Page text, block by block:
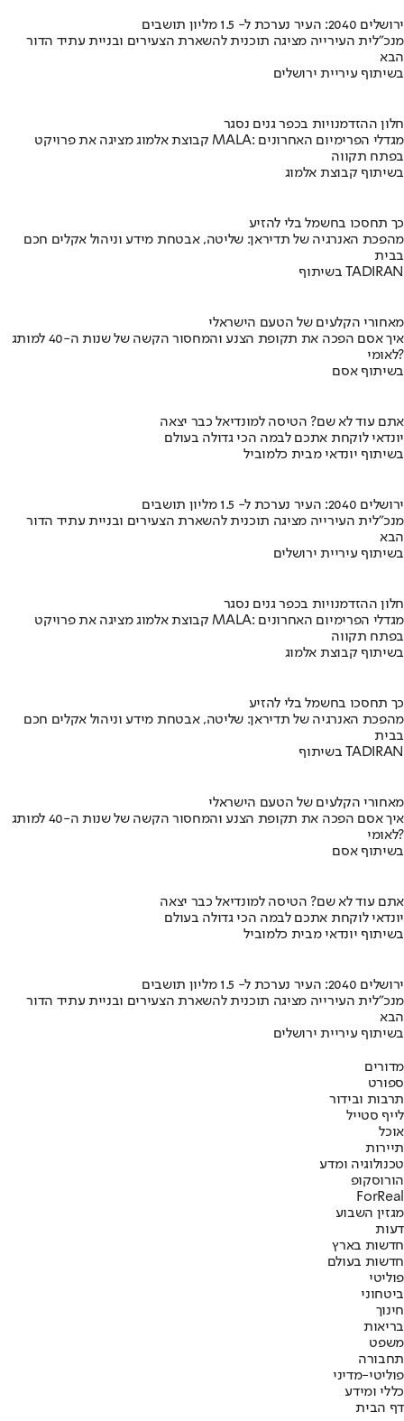
ירושלים 2040: העיר נערכת ל- 1.5 מליון תושבים
מנכ"לית העירייה מציגה תוכנית להשארת הצעירים ובניית עתיד הדור
הבא
בשיתוף עיריית ירושלים
חלון ההזדמנויות בכפר גנים נסגר
קבוצת אלמוג מציגה את פרויקט MALA: מגדלי הפרימיום האחרונים
בפתח תקווה
בשיתוף קבוצת אלמוג
כך תחסכו בחשמל בלי להזיע
מהפכת האנרגיה של תדיראן: שליטה, אבטחת מידע וניהול אקלים חכם
בבית
בשיתוף TADIRAN
מאחורי הקלעים של הטעם הישראלי
איך אסם הפכה את תקופת הצנע והמחסור הקשה של שנות ה-40 למותג
לאומי?
בשיתוף אסם
אתם עוד לא שם? הטיסה למונדיאל כבר יצאה
יונדאי לוקחת אתכם לבמה הכי גדולה בעולם
בשיתוף יונדאי מבית כלמוביל
ירושלים 2040: העיר נערכת ל- 1.5 מליון תושבים
מנכ"לית העירייה מציגה תוכנית להשארת הצעירים ובניית עתיד הדור
הבא
בשיתוף עיריית ירושלים
חלון ההזדמנויות בכפר גנים נסגר
קבוצת אלמוג מציגה את פרויקט MALA: מגדלי הפרימיום האחרונים
בפתח תקווה
בשיתוף קבוצת אלמוג
כך תחסכו בחשמל בלי להזיע
מהפכת האנרגיה של תדיראן: שליטה, אבטחת מידע וניהול אקלים חכם
בבית
בשיתוף TADIRAN
מאחורי הקלעים של הטעם הישראלי
איך אסם הפכה את תקופת הצנע והמחסור הקשה של שנות ה-40 למותג
לאומי?
בשיתוף אסם
אתם עוד לא שם? הטיסה למונדיאל כבר יצאה
יונדאי לוקחת אתכם לבמה הכי גדולה בעולם
בשיתוף יונדאי מבית כלמוביל
ירושלים 2040: העיר נערכת ל- 1.5 מליון תושבים
מנכ"לית העירייה מציגה תוכנית להשארת הצעירים ובניית עתיד הדור
הבא
בשיתוף עיריית ירושלים
מדורים
ספורט
תרבות ובידור
לייף סטייל
אוכל
תיירות
טכנולוגיה ומדע
הורוסקופ
ForReal
מגזין השבוע
דעות
חדשות בארץ
חדשות בעולם
פוליטי
ביטחוני
חינוך
בריאות
משפט
תחבורה
פוליטי-מדיני
כללי ומידע
דף הבית